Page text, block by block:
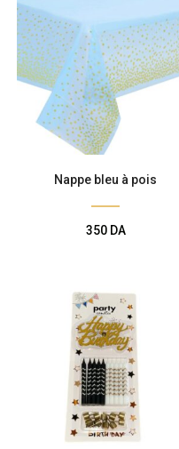
Nappe bleu à pois
350 DA